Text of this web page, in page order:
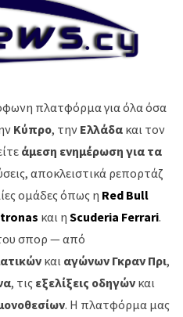
πλατφόρμα για όλα όσα
Κύπρο, την Ελλάδα και τον
άμεση ενημέρωση για τα
αποκλειστικά ρεπορτάζ
ομάδες όπως η Red Bull
και η Scuderia Ferrari.
σπορ — από
και αγώνων Γκραν Πρι,
, τις εξελίξεις οδηγών και
. Η πλατφόρμα μας